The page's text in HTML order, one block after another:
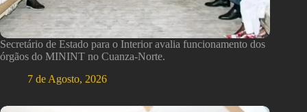
Secretário de Estado para o Interior avalia funcionamento dos
órgãos do MININT no Cuanza-Norte.
7 de Agosto, 2026